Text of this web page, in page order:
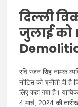
दिल्ली
जुलाई को
रवि रंजन सिंह नामक
नोटिस को चुनौती दी है
लिए कहा गया है।
4 मार्च, 2024 की